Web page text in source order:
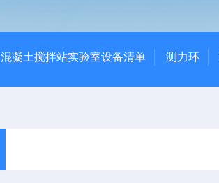
混凝土搅拌站实验室设备清单 测力环